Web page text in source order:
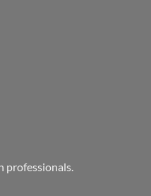
professionals.